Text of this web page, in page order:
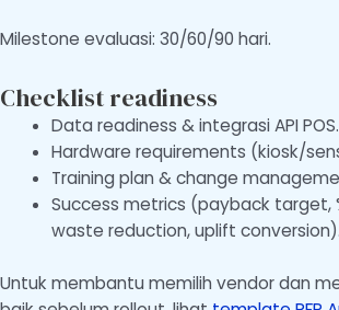
Milestone evaluasi: 30/60/90 hari.
Checklist readiness
Data readiness & integrasi API POS.
Hardware requirements (kiosk/
Training plan & change
Success metrics (payback target,
waste reduction, uplift conversion).
Untuk membantu memilih vendor dan